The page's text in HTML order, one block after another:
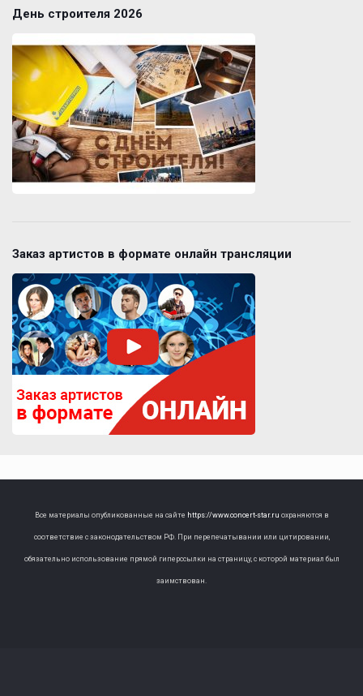
День строителя 2026
Заказ артистов в формате онлайн трансляции
Все материалы опубликованные на сайте https://www.concert-star.ru охраняются в
соответствие с законодательством РФ. При перепечатывании или цитировании,
обязательно использование прямой гиперссылки на страницу, с которой материал был
заимствован.